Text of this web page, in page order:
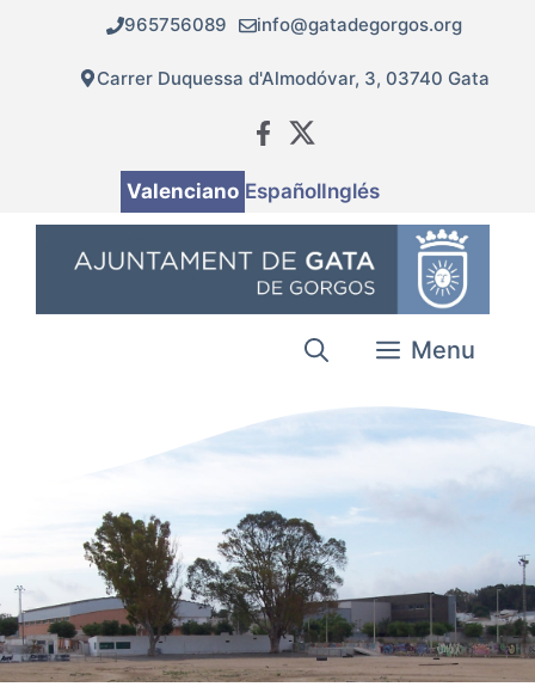
contingut
965756089 info@gatadegorgos.org
Carrer Duquessa d'Almodóvar, 3, 03740 Gata
Valenciano EspañolInglés
Menu